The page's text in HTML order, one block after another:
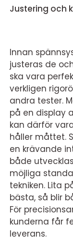
Justering och
Innan
justeras de
ska vara
verkligen
andra tester.
på en display
kan därför
håller måttet.
en krävande
både
möjliga
tekniken. Lita
bästa, så blir
För
kunderna får
leverans.